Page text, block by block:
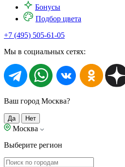
Бонусы
Подбор цвета
+7 (495) 505-61-05
Мы в социальных сетях:
Ваш город Москва?
Да Нет
Москва
Выберите регион